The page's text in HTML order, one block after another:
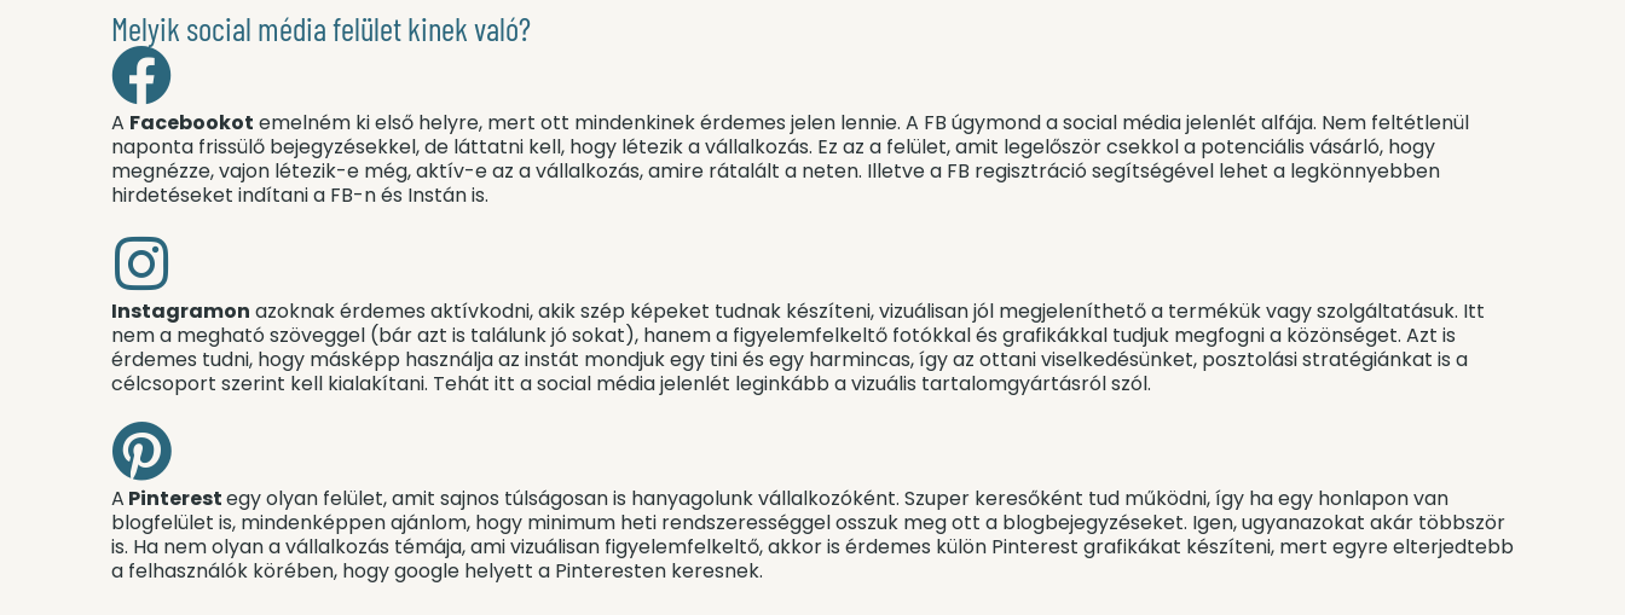
Melyik social média felület kinek való?
A Facebookot emelném ki első helyre, mert ott mindenkinek érdemes jelen lennie. A FB úgymond a social média jelenlét alfája. Nem feltétlenül
naponta frissülő bejegyzésekkel, de láttatni kell, hogy létezik a vállalkozás. Ez az a felület, amit legelőször csekkol a potenciális vásárló, hogy
megnézze, vajon létezik-e még, aktív-e az a vállalkozás, amire rátalált a neten. Illetve a FB regisztráció segítségével lehet a legkönnyebben
hirdetéseket indítani a FB-n és Instán is.
Instagramon azoknak érdemes aktívkodni, akik szép képeket tudnak készíteni, vizuálisan jól megjeleníthető a termékük vagy szolgáltatásuk. Itt
nem a megható szöveggel (bár azt is találunk jó sokat), hanem a figyelemfelkeltő fotókkal és grafikákkal tudjuk megfogni a közönséget. Azt is
érdemes tudni, hogy másképp használja az instát mondjuk egy tini és egy harmincas, így az ottani viselkedésünket, posztolási stratégiánkat is a
célcsoport szerint kell kialakítani. Tehát itt a social média jelenlét leginkább a vizuális tartalomgyártásról szól.
A Pinterestegy olyan felület, amit sajnos túlságosan is hanyagolunk vállalkozóként. Szuper keresőként tud működni, így ha egy honlapon van
blogfelület is, mindenképpen ajánlom, hogy minimum heti rendszerességgel osszuk meg ott a blogbejegyzéseket. Igen, ugyanazokat akár többször
is. Ha nem olyan a vállalkozás témája, ami vizuálisan figyelemfelkeltő, akkor is érdemes külön Pinterest grafikákat készíteni, mert egyre elterjedtebb
a felhasználók körében, hogy google helyett a Pinteresten keresnek.